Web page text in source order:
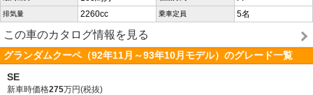
排気量 2260cc 乗車定員 5名
この車のカタログ情報を見る
グランダムクーペ（92年11月～93年10月モデル）のグレード一覧
SE
新車時価格275万円(税抜)